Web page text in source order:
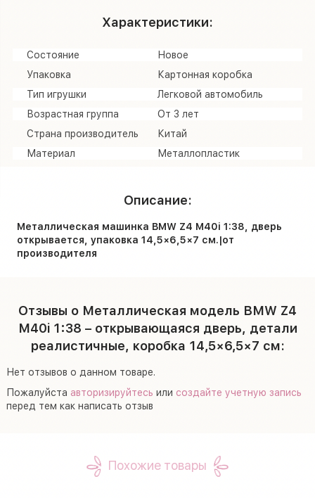
Характеристики:
Состояние
Новое
Упаковка
Картонная коробка
Тип игрушки
Легковой автомобиль
Возрастная группа
От 3 лет
Страна производитель
Китай
Материал
Металлопластик
Описание:
Металлическая машинка BMW Z4 M40i 1:38, дверь
открывается, упаковка 14,5×6,5×7 см.|от
производителя
Отзывы о Металлическая модель BMW Z4
M40i 1:38 – открывающаяся дверь, детали
реалистичные, коробка 14,5×6,5×7 см:
Нет отзывов о данном товаре.
Пожалуйста авторизируйтесь или создайте учетную запись
перед тем как написать отзыв
Похожие товары